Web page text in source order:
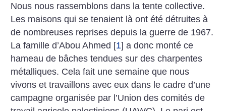
Nous nous rassemblons dans la tente collective.
Les maisons qui se tenaient là ont été détruitesà
de nombreuses reprises depuis la guerre de 1967.
La famille ­d’Abou Ahmed [1] a donc monté ce
hameau de bâches tendues sur des charpentes
métalliques. Cela fait une semaine que nous
vivons et travaillons avec eux dans le cadre d’une
campagne organisée par l’Union des comités de